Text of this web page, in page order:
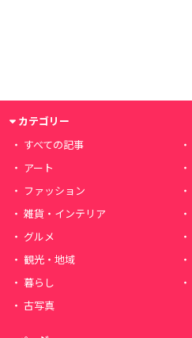
カテゴリー
すべての記事
アート
ファッション
雑貨・インテリア
グルメ
観光・地域
暮らし
古写真